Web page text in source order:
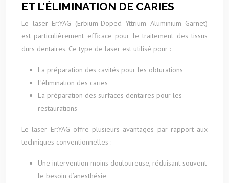
ET L’ÉLIMINATION DE CARIES
Le laser Er:YAG (Erbium-Doped Yttrium Aluminium Garnet)
est particulièrement efficace pour le traitement des tissus
durs dentaires. Ce type de laser est utilisé pour :
La préparation des cavités pour les obturations
L’élimination des caries
La préparation des surfaces dentaires pour les
restaurations
Le laser Er:YAG offre plusieurs avantages par rapport aux
techniques conventionnelles :
Une intervention moins douloureuse, réduisant souvent
le besoin d’anesthésie